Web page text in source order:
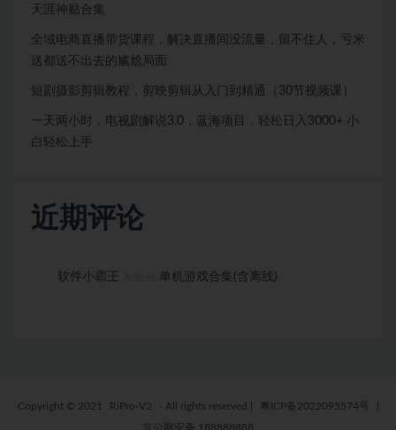
天涯神贴合集
全域电商直播带货课程，解决直播间没流量，留不住人，亏米
送都送不出去的尴尬局面
短剧摄影剪辑教程，剪映剪辑从入门到精通（30节视频课）
一天两小时，电视剧解说3.0，蓝海项目，轻松日入3000+ 小
白轻松上手
近期评论
软件小霸王 单机游戏合集(含离线)
Copyright © 2021 RiPro-V2 - All rights reserved 粤ICP备2022095574号
京公网安备 188888888